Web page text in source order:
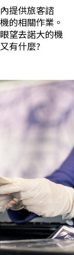
提供旅客諮
的相關作業。
望去諾大的機
有什麼?